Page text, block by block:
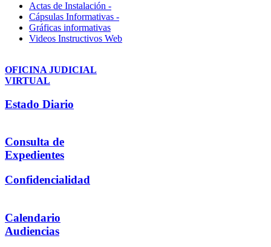
Actas de Instalación -
Cápsulas Informativas -
Gráficas informativas
Videos Instructivos Web
OFICINA JUDICIAL
VIRTUAL
Estado Diario
Consulta de
Expedientes
Confidencialidad
Calendario
Audiencias